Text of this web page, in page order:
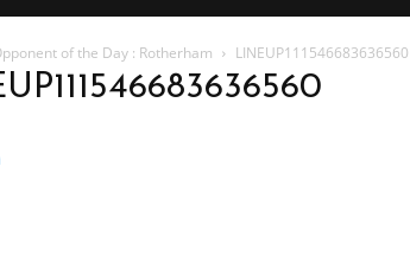
of the Day : Rotherham LINEUP111546683636560